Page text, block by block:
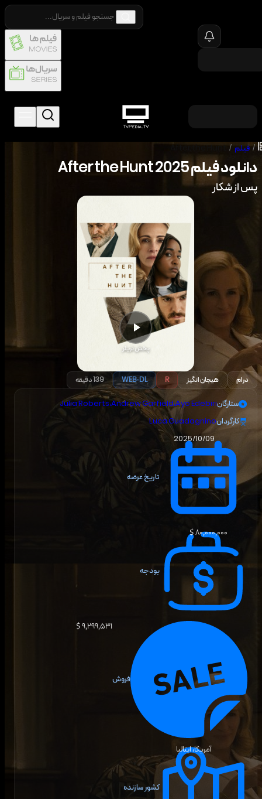
/فیلم /
دانلود فیلم2025
After the Hunt
پس از شکار
پخش تریلر
درام هیجان انگیز R
WEB-DL 139 دقیقه
ستارگان Julia Roberts،Andrew Garfield،Ayo Edebiri
کارگردانLuca Guadagnino
تاریخ عرضه
2025/10/09
بودجه
۸۰٬۰۰۰٬۰۰۰ $
فروش
۹٬۲۹۹٬۵۳۱ $
کشور سازنده
آمریکا، ایتالیا